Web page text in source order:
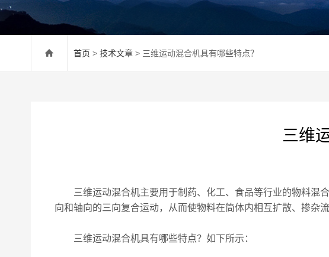
首页 > 技术文章 > 三维运动混合机具有哪些特点？
三维
三维运动混合机主要用于制药、化工、食品等行业的物料混合
向和轴向的三向复合运动，从而使物料在筒体内相互扩散、掺杂
三维运动混合机具有哪些特点？如下所示：